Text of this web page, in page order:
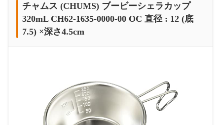
チャムス (CHUMS) ブービーシェラカップ
320mL CH62-1635-0000-00 OC 直径 : 12 (底
7.5) ×深さ4.5cm